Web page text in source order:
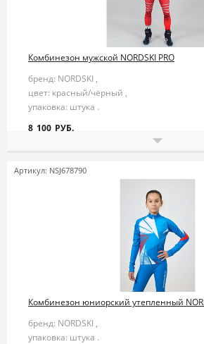
Комбинезон мужской NORDSKI PRO
бренд: NORDSKI ,
цвет: красный/чёрный ,
упаковка: штука .
8 100 РУБ.
Артикул: NSJ678790
Комбинезон юниорский утепленный
бренд: NORDSKI ,
упаковка: штука .